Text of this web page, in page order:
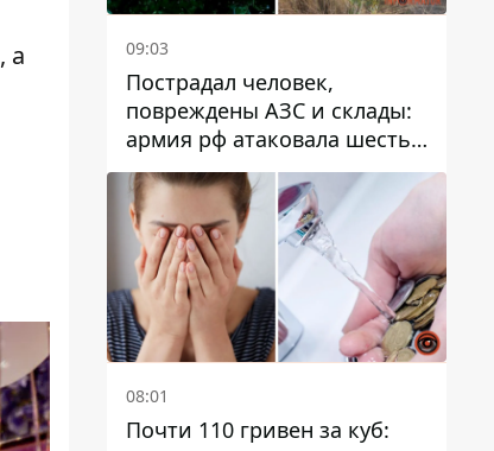
, а
09:03
Пострадал человек,
повреждены АЗС и склады:
армия рф атаковала шесть
районов Днепропетровской
области
08:01
Почти 110 гривен за куб: